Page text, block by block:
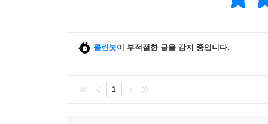
알아두기·인물을 돋보이게 만드는 블러 효과
배경을 투명 영역으로 만들기
배경 이미지 합성하기
알아두기·챗GPT에서 실행되는 웹용 포토샵
클린봇이 부적절한 글을 감지 중입니다.
1